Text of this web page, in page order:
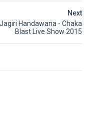
Next
Handawana - Chaka
Blast Live Show 2015